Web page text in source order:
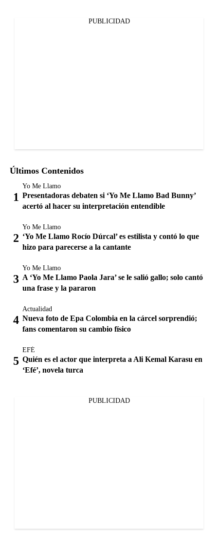
PUBLICIDAD
Últimos Contenidos
Yo Me Llamo
Presentadoras debaten si ‘Yo Me Llamo Bad Bunny’
acertó al hacer su interpretación entendible
Yo Me Llamo
‘Yo Me Llamo Rocío Dúrcal’ es estilista y contó lo que
hizo para parecerse a la cantante
Yo Me Llamo
A ‘Yo Me Llamo Paola Jara’ se le salió gallo; solo cantó
una frase y la pararon
Actualidad
Nueva foto de Epa Colombia en la cárcel sorprendió;
fans comentaron su cambio físico
EFÉ
Quién es el actor que interpreta a Ali Kemal Karasu en
‘Efé’, novela turca
PUBLICIDAD